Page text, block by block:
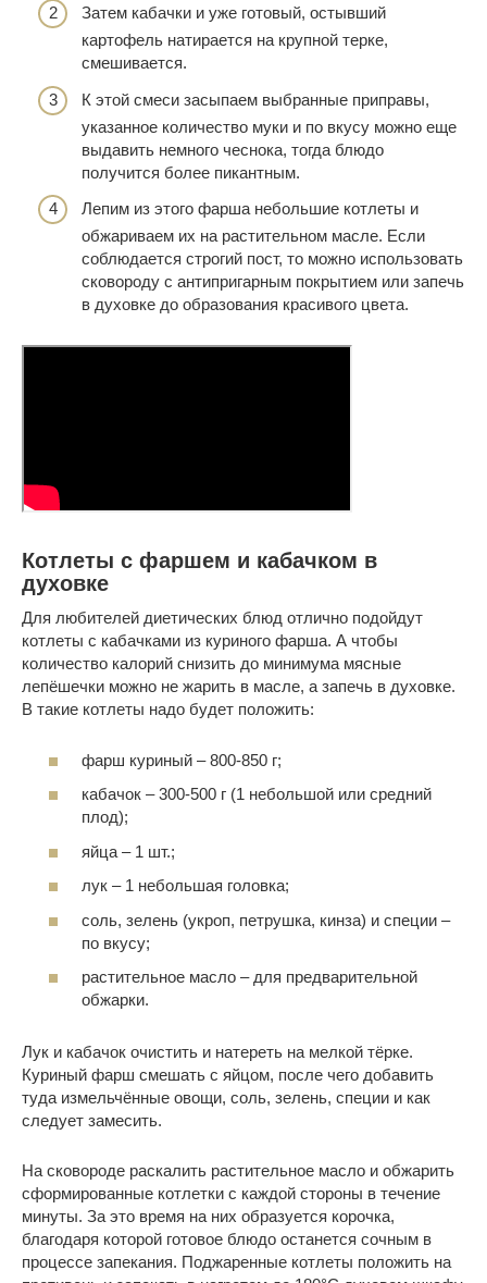
Затем кабачки и уже готовый, остывший
картофель натирается на крупной терке,
смешивается.
К этой смеси засыпаем выбранные приправы,
указанное количество муки и по вкусу можно еще
выдавить немного чеснока, тогда блюдо
получится более пикантным.
Лепим из этого фарша небольшие котлеты и
обжариваем их на растительном масле. Если
соблюдается строгий пост, то можно использовать
сковороду с антипригарным покрытием или запечь
в духовке до образования красивого цвета.
Котлеты с фаршем и кабачком в
духовке
Для любителей диетических блюд отлично подойдут
котлеты с кабачками из куриного фарша. А чтобы
количество калорий снизить до минимума мясные
лепёшечки можно не жарить в масле, а запечь в духовке.
В такие котлеты надо будет положить:
фарш куриный – 800-850 г;
кабачок – 300-500 г (1 небольшой или средний
плод);
яйца – 1 шт.;
лук – 1 небольшая головка;
соль, зелень (укроп, петрушка, кинза) и специи –
по вкусу;
растительное масло – для предварительной
обжарки.
Лук и кабачок очистить и натереть на мелкой тёрке.
Куриный фарш смешать с яйцом, после чего добавить
туда измельчённые овощи, соль, зелень, специи и как
следует замесить.
На сковороде раскалить растительное масло и обжарить
сформированные котлетки с каждой стороны в течение
минуты. За это время на них образуется корочка,
благодаря которой готовое блюдо останется сочным в
процессе запекания. Поджаренные котлеты положить на